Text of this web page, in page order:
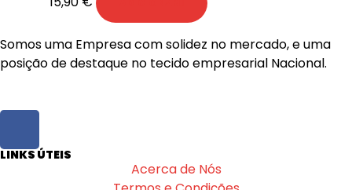
Somos uma Empresa com solidez no mercado, e uma
posição de destaque no tecido empresarial Nacional.
LINKS ÚTEIS
Acerca de Nós